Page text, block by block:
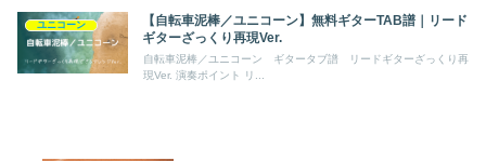
ユニコーン
【自転車泥棒／ユニコーン】無料ギターTAB譜｜リード
ギターざっくり再現Ver.
自転車泥棒／ユニコーン ギタータブ譜 リードギターざっくり再
現Ver. 演奏ポイント リ...